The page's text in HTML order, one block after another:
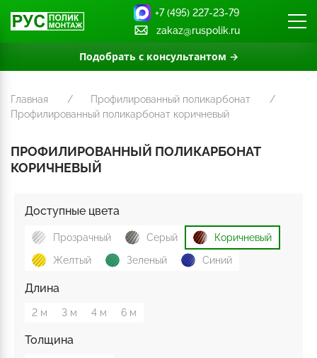
Подобрать с консультантом →
+7 (495) 227-23-79
zakaz@ruspolik.ru
Главная
Профилированный поликарбонат
Профилированный поликарбонат коричневый
ПРОФИЛИРОВАННЫЙ ПОЛИКАРБОНАТ
КОРИЧНЕВЫЙ
Доступные цвета
Прозрачный Серый
Коричневый
Желтый
Зеленый Синий
Длина
2 м 3 м 4 м 6 м
Толщина